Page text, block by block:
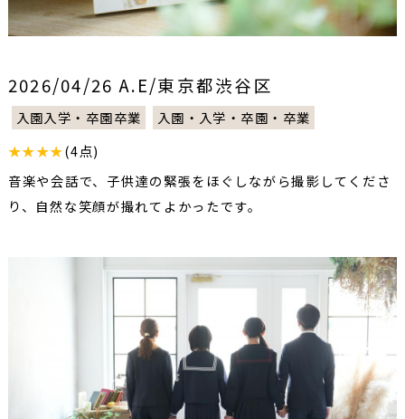
2026/04/26 A.E/東京都渋谷区
入園入学・卒園卒業
入園・入学・卒園・卒業
★★★★(4点)
音楽や会話で、子供達の緊張をほぐしながら撮影してくださ
り、自然な笑顔が撮れてよかったです。